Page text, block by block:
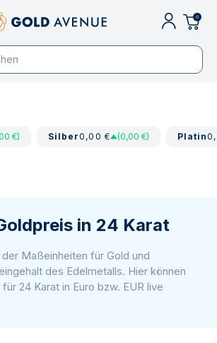
0
€) Silber0,00 € (0,00 €) Platin
in 24 Karat
Maßeinheiten für Gold und
des Edelmetalls. Hier können
24 Karat in Euro bzw. EUR live